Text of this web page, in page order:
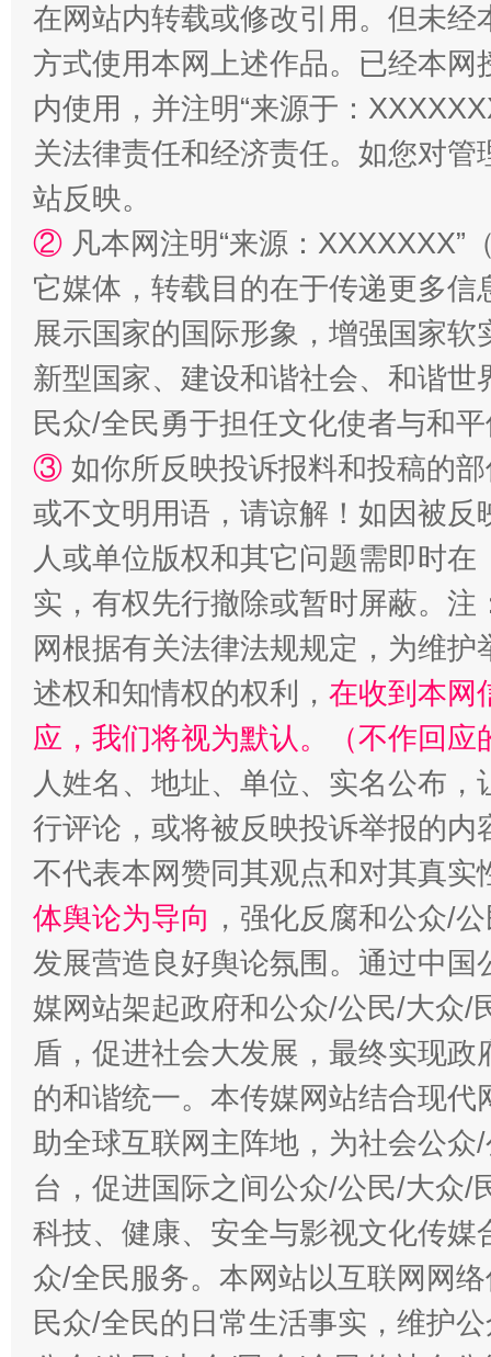
站台名比不上好声名
漫山遍野的桃花与雪山、麦地、白藏房 除
招工难、用工荒背后
在网站内转载或修改引用。但未
方式使用本网上述作品。已经本
内使用，并注明“来源于：
关法律责任和经济责任。如您对
站反映。
② 凡本网注明“来源：
它媒体，转载目的在于传递更多
展示国家的国际形象，增强国家
新型国家、建设和谐社会、和谐
民众/全民勇于担任文化使者与和
③ 如你所反映投诉报料和投稿的
或不文明用语，请谅解！如因被
人或单位版权和其它问题需即时在
实，有权先行撤除或暂时屏蔽。
网根据有关法律法规规定，为维
述权和知情权的权利， 在收到本网
应，我们将视为默认。（不作回应
人姓名、地址、单位、实名公布
行评论，或将被反映投诉举报的
不代表本网赞同其观点和对其真实
体舆论为导向 ，强化反腐和公众/
发展营造良好舆论氛围。通过中
媒网站架起政府和公众/公民/大众/
盾，促进社会大发展，最终实现
的和谐统一。本传媒网站结合现
助全球互联网主阵地，为社会公
台，促进国际之间公众/公民/大众/
科技、健康、安全与影视文化传
众/全民服务。本网站以互联网网
民众/全民的日常生活事实，维护